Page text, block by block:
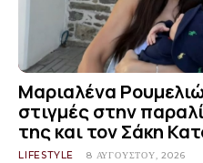
Μαριαλένα
στιγμές στην
της και τον Σάκη
LIFESTYLE 8 ΑΥΓΟΎΣΤΟΥ, 2026